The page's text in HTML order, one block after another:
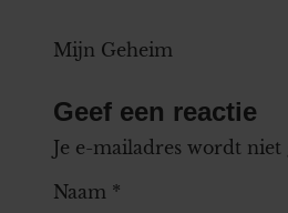
Mijn Geheim
Geef een reactie
Je e-mailadres wordt niet
Naam *